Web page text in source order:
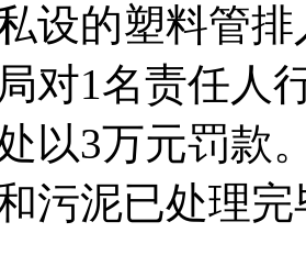
设的塑料管
对1名责任人
以3万元罚款
污泥已处理完